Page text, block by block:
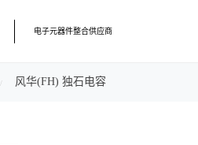
电子元器件整合供应商
风华(FH) 独石电容